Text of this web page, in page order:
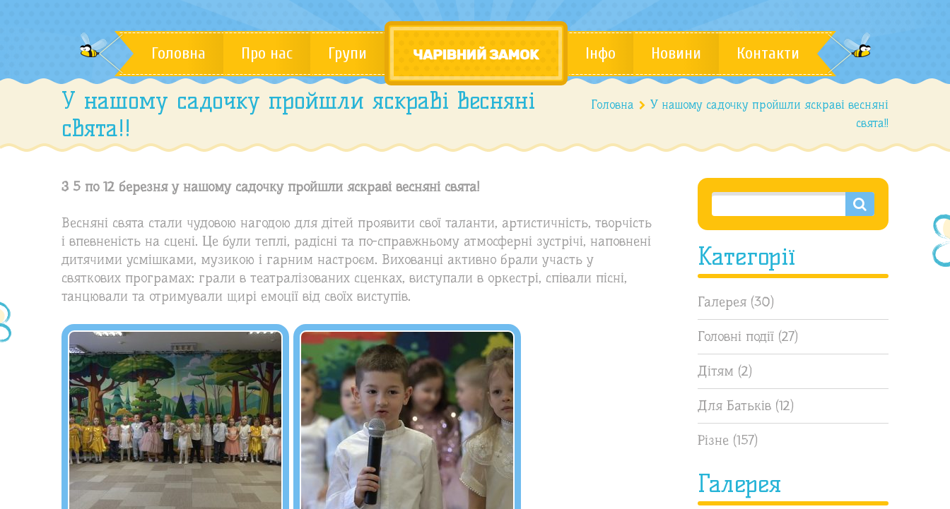
Головна Про нас Групи Інфо Новини Контакти
У нашому садочку пройшли яскраві весняні
свята!!
Головна
У нашому садочку пройшли яскраві весняні
свята!!
Категорії
Галерея (30)
Головні події (27)
Дітям (2)
Для Батьків (12)
Різне (157)
Галерея
З 5 по 12 березня у нашому садочку пройшли яскраві весняні свята!
Весняні свята стали чудовою нагодою для дітей проявити свої таланти, артистичність, творчість
і впевненість на сцені. Це були теплі, радісні та по-справжньому атмосферні зустрічі, наповнені
дитячими усмішками, музикою і гарним настроєм. Вихованці активно брали участь у
святкових програмах: грали в театралізованих сценках, виступали в оркестрі, співали пісні,
танцювали та отримували щирі емоції від своїх виступів.